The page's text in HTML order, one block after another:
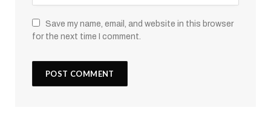
Save my name, email, and website in this browser
for the next time I comment.